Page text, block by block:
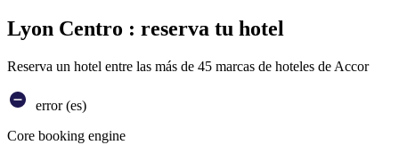
Lyon Centro : reserva tu hotel
Reserva un hotel entre las más de 45 marcas de hoteles de Accor
error (es)
Core booking engine